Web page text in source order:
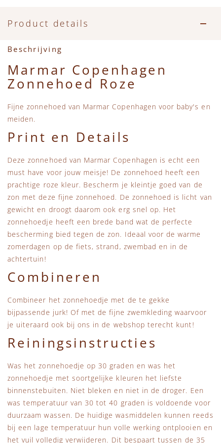
Zwemkleding
Feestkleding
Beren, Speendoekjes en Knuffeldoekjes
Verzorgingsproducten
Beren
Mini Rodini
+1 in the family
New Balance
Piupiuchick
Play Up
Sproet & Sprout
Tiny Cottons
Product details
Beschrijving
Marmar Copenhagen
Zonnehoed Roze
Fijne zonnehoed van Marmar Copenhagen voor baby's en
meiden.
Print en Details
Deze zonnehoed van Marmar Copenhagen is echt een
must have voor jouw meisje! De zonnehoed heeft een
prachtige roze kleur. Bescherm je kleintje goed van de
zon met deze fijne zonnehoed. De zonnehoed is licht van
gewicht en droogt daarom ook erg snel op. Het
zonnehoedje heeft een brede band wat de perfecte
bescherming bied tegen de zon. Ideaal voor de warme
zomerdagen op de fiets, strand, zwembad en in de
achtertuin!
Combineren
Combineer het zonnehoedje met de te gekke
bijpassende jurk! Of met de fijne zwemkleding waarvoor
je uiteraard ook bij ons in de webshop terecht kunt!
Reiningsinstructies
Was het zonnehoedje op 30 graden en was het
zonnehoedje met soortgelijke kleuren het liefste
binnenstebuiten. Niet bleken en niet in de droger. Een
was temperatuur van 30 tot 40 graden is voldoende voor
duurzaam wassen. De huidige wasmiddelen kunnen reeds
bij een lage temperatuur hun volle werking ontplooien en
het vuil volledig verwijderen. Dit bespaart tussen de 35